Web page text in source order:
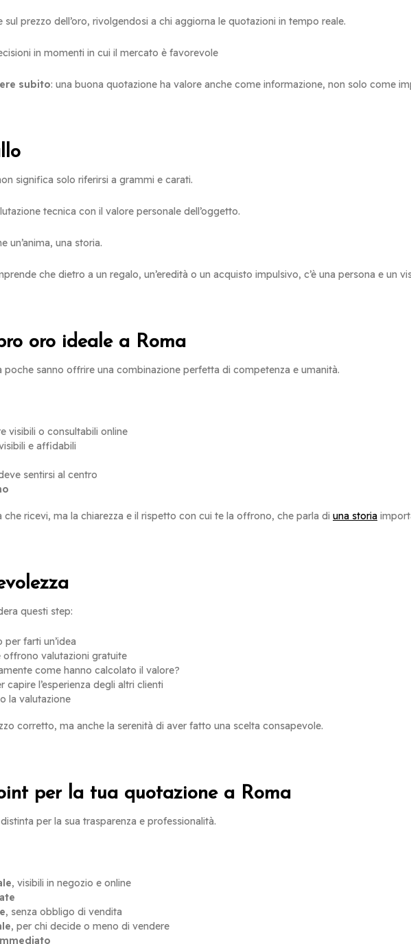
prezzo dell’oro, rivolgendosi a chi aggiorna le quotazioni in tempo reale.
in momenti in cui il mercato è favorevole
subito: una buona quotazione ha valore anche come informazione, non solo come
significa solo riferirsi a grammi e carati.
tecnica con il valore personale dell’oggetto.
un’anima, una storia.
che dietro a un regalo, un’eredità o un acquisto impulsivo, c’è una persona e un
oro ideale a Roma
sanno offrire una combinazione perfetta di competenza e umanità.
visibili o consultabili online
e affidabili
sentirsi al centro
ricevi, ma la chiarezza e il rispetto con cui te la offrono, che parla di una storia
questi step:
farti un’idea
offrono valutazioni gratuite
come hanno calcolato il valore?
l’esperienza degli altri clienti
la valutazione
corretto, ma anche la serenità di aver fatto una scelta consapevole.
per la tua quotazione a Roma
per la sua trasparenza e professionalità.
, visibili in negozio e online
, senza obbligo di vendita
, per chi decide o meno di vendere